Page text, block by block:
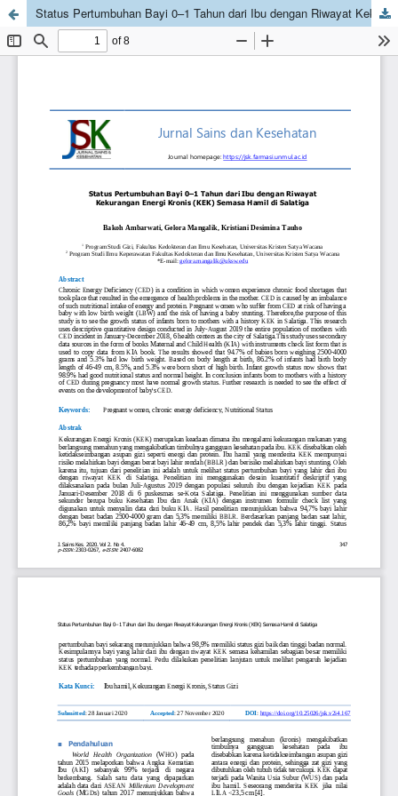
Status Pertumbuhan Bayi 0–1 Tahun dari Ibu dengan Riwayat Kekurangan Energi Kronis (KEK) Semasa Hamil di Salatiga